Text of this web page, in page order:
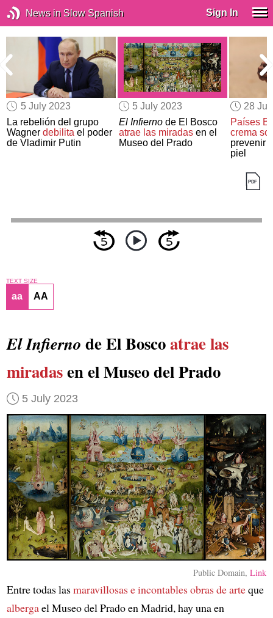
News in Slow Spanish Sign In
5 July 2023
La rebelión del grupo
Wagnerdebilita el poder
de Vladimir Putin
5 July 2023
El Infiernode El Bosco
atrae las miradasen el
Museo del Prado
28
Países
crema
prevenir
piel
TEXT SIZE
aa AA
El Infierno de El Boscoatrae las
miradasen el Museo del Prado
5 July 2023
Public Domain,Link
Entre todas lasmaravillosas e incontables obras de arteque
albergael Museo del Prado en Madrid, hay una en